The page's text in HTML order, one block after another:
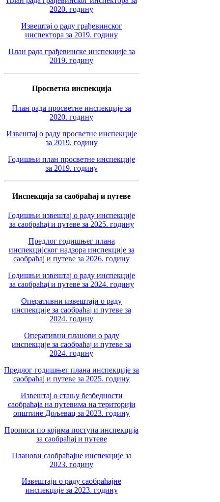
2020. годину
Извештај о раду грађевинског
инспектора за 2019. годину
План рада грађевинске инспекције за
2019. годину
Просветна инспекција
План рада просветне инспекције за
2020. годину
Извештај о раду просветне инспекције
за 2019. годину
Годишњи план просветне инспекције
за 2019. годину
Инспекција за саобраћај и путеве
Годишњи извештај о раду инспекције
за саобраћај и путеве за 2025. годину
Предлог годишњег плана
инспекцијског надзора инспекције за
саобраћај и путеве за 2026. годину
Годишњи извештај о раду инспекције
за саобраћај и путеве за 2024. годину
Оперативни извештаји о раду
инспекције за саобраћај и путеве за
2024. годину
Оперативни планови о раду
инспекције за саобраћај и путеве за
2024. годину
Предлог годишњег плана инспекције за
саобраћај и путеве за 2025. годину
Извештај о стању безбедности
саобраћаја на путевима на територији
општине Дољевац за 2023. годину
Прописи по којима поступа инспекција
за саобраћај и путеве
Планови саобраћајне инспекције за
2023. годину
Извештаји о раду саобраћајне
инспекције за 2023. годину